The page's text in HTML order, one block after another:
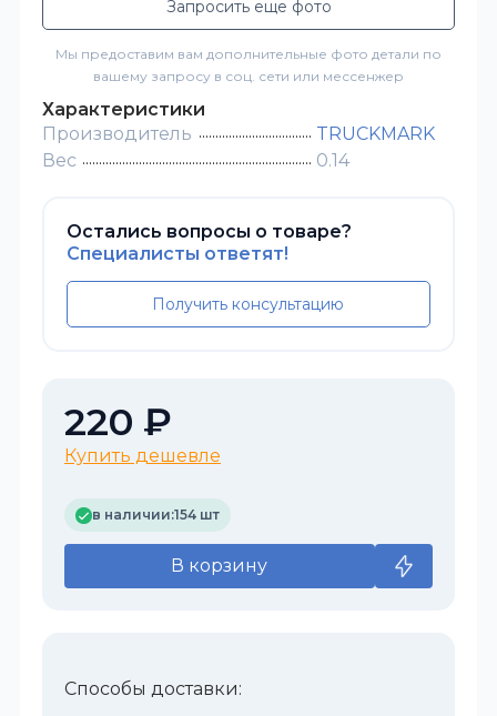
Запросить еще фото
Мы предоставим вам дополнительные фото детали по
вашему запросу в соц. сети или мессенжер
Характеристики
Производитель
TRUCKMARK
Вес
0.14
Остались вопросы о товаре?
Специалисты ответят!
Получить консультацию
220 ₽
Купить дешевле
в наличии:154 шт
В корзину
Способы доставки: